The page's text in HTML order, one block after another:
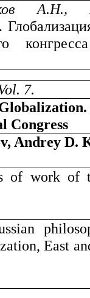
А.Н.,
7.
Congress
Andrey D.
of work of
East